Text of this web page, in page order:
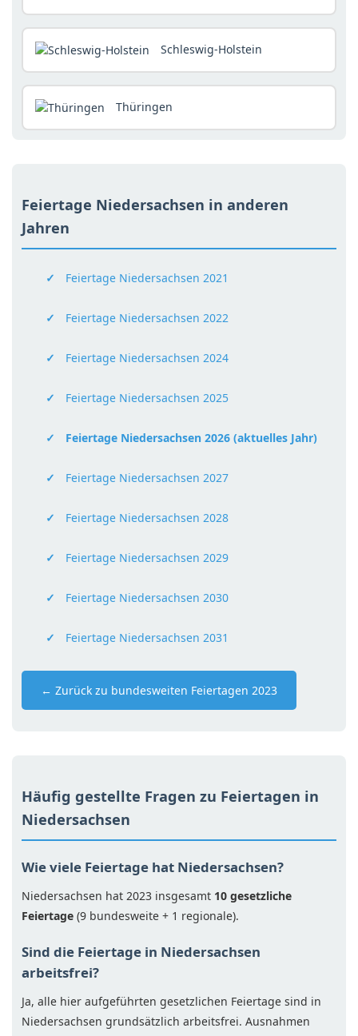
Schleswig-Holstein
Thüringen
Feiertage Niedersachsen in anderen
Jahren
Feiertage Niedersachsen 2021
Feiertage Niedersachsen 2022
Feiertage Niedersachsen 2024
Feiertage Niedersachsen 2025
Feiertage Niedersachsen 2026 (aktuelles Jahr)
Feiertage Niedersachsen 2027
Feiertage Niedersachsen 2028
Feiertage Niedersachsen 2029
Feiertage Niedersachsen 2030
Feiertage Niedersachsen 2031
← Zurück zu bundesweiten Feiertagen 2023
Häufig gestellte Fragen zu Feiertagen in
Niedersachsen
Wie viele Feiertage hat Niedersachsen?
Niedersachsen hat 2023 insgesamt 10 gesetzliche
Feiertage (9 bundesweite + 1 regionale).
Sind die Feiertage in Niedersachsen
arbeitsfrei?
Ja, alle hier aufgeführten gesetzlichen Feiertage sind in
Niedersachsen grundsätzlich arbeitsfrei. Ausnahmen